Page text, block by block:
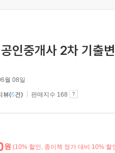
인중개사 2차 기출변
월 08일
뷰(6건) 판매지수 168
원 (10% 할인, 종이책 정가 대비 10% 할